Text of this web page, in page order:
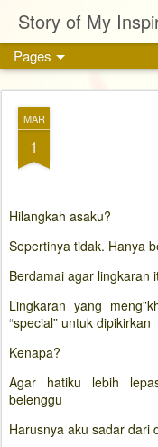
Story of My
Pages
MAR
1
Hilangkah asaku?
Sepertinya tidak. Hanya
Berdamai agar lingkaran
Lingkaran yang
“special” untuk dipikirkan
Kenapa?
Agar hatiku lebih
belenggu
Harusnya aku sadar dari